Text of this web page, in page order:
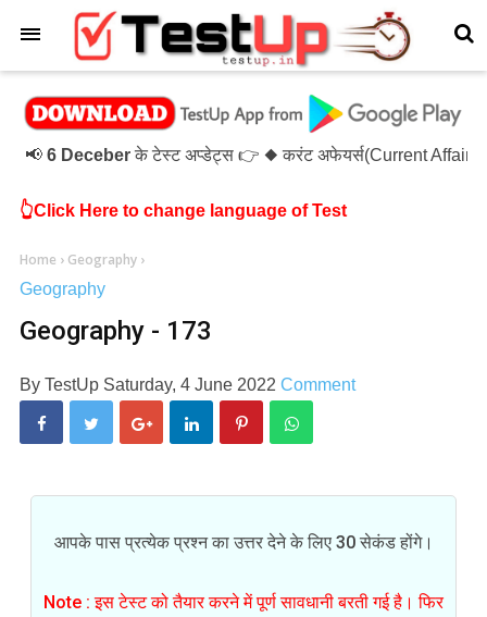
6 Deceberके टेस्ट अप्डेट्स 👉 ◆ करंट अफेयर्स(Current Affairs)-
👆Click Here to change language of Test
Home › Geography ›
Geography
Geography - 173
By TestUp Saturday, 4 June 2022 Comment
आपके पास प्रत्येक प्रश्न का उत्तर देने के लिए 30 सेकंड होंगे।
Note : इस टेस्ट को तैयार करने में पूर्ण सावधानी बरती गई है। फिर